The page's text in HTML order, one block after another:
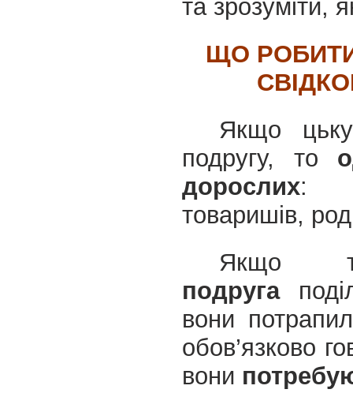
та зрозуміти,
ЩО
Якщо
подругу, то
дорослих:
товаришів,
Якщо
подруга
вони
обов’язково
вони